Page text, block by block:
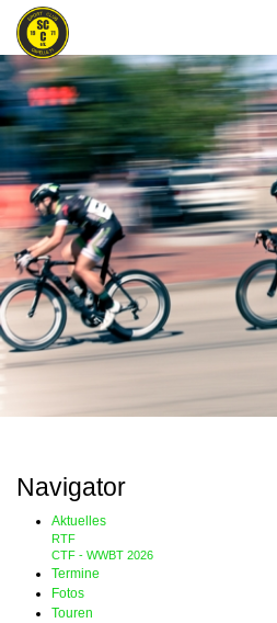
Navigator
Aktuelles
RTF
CTF - WWBT 2026
Termine
Fotos
Touren